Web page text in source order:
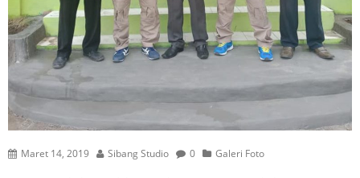
Maret 14, 2019 Sibang Studio 0 Galeri Foto